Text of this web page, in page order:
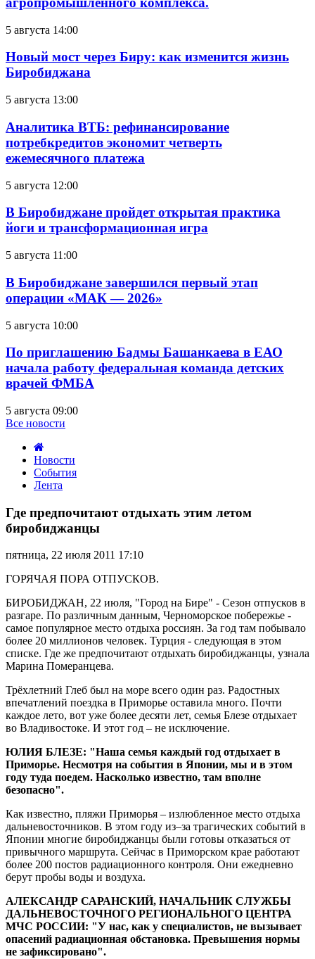
5 августа 14:00
Новый мост через Биру: как изменится жизнь
Биробиджана
5 августа 13:00
Аналитика ВТБ: рефинансирование
потребкредитов экономит четверть
ежемесячного платежа
5 августа 12:00
В Биробиджане пройдет открытая практика
йоги и трансформационная игра
5 августа 11:00
В Биробиджане завершился первый этап
операции «МАК — 2026»
5 августа 10:00
По приглашению Бадмы Башанкаева в ЕАО
начала работу федеральная команда детских
врачей ФМБА
5 августа 09:00
Все новости
Новости
События
Лента
предпочитают
отдыхать
этим
биробиджанцы
Где предпочитают отдыхать этим летом
биробиджанцы
пятница, 22 июля 2011 17:10
ГОРЯЧАЯ ПОРА ОТПУСКОВ.
БИРОБИДЖАН, 22 июля, "Город на Бире" - Сезон отпусков в
разгаре. По различным данным, Черноморское побережье -
самое популярное место отдыха россиян. За год там побывало
более 20 миллионов человек. Турция - следующая в этом
списке. Где же предпочитают отдыхать биробиджанцы, узнала
Марина Померанцева.
Трёхлетний Глеб был на море всего один раз. Радостных
впечатлений поездка в Приморье оставила много. Почти
каждое лето, вот уже более десяти лет, семья Блезе отдыхает
во Владивостоке. И этот год – не исключение.
ЮЛИЯ БЛЕЗЕ: "Наша семья каждый год отдыхает в
Приморье. Несмотря на события в Японии, мы и в этом
году туда поедем. Насколько известно, там вполне
безопасно".
Как известно, пляжи Приморья – излюбленное место отдыха
дальневосточников. В этом году из–за трагических событий в
Японии многие биробиджанцы были готовы отказаться от
привычного маршрута. Сейчас в Приморском крае работают
более 200 постов радиационного контроля. Они ежедневно
берут пробы воды и воздуха.
АЛЕКСАНДР САРАНСКИЙ, НАЧАЛЬНИК СЛУЖБЫ
ДАЛЬНЕВОСТОЧНОГО РЕГИОНАЛЬНОГО ЦЕНТРА
МЧС РОССИИ: "У нас, как у специалистов, не вызывает
опасений радиационная обстановка. Превышения нормы
не зафиксировано".